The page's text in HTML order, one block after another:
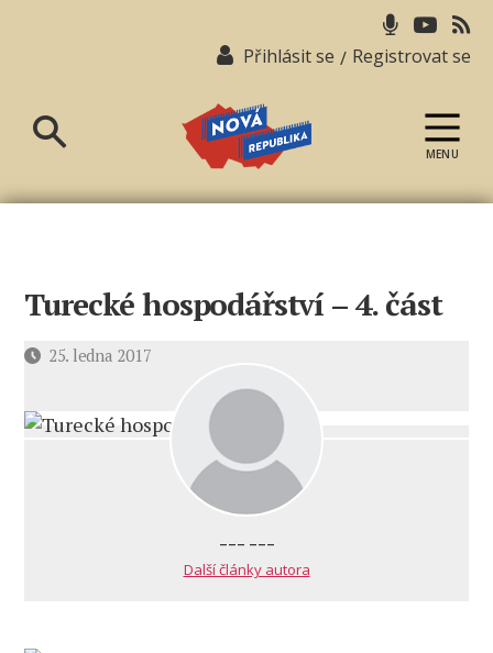
Přihlásit se / Registrovat se
republika
MENU
Turecké hospodářství – 4. část
Datum25. ledna 2017
--- ---
Další články autora